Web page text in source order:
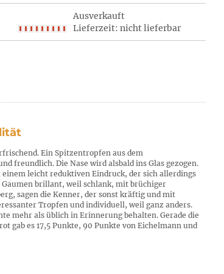
Ausverkauft
Lieferzeit: nicht lieferbar
Ein Spitzentropfen aus dem
freundlich. Die Nase wird alsbald ins Glas gezogen.
leicht reduktiven Eindruck, der sich allerdings
brillant, weil schlank, mit brüchiger
sagen die Kenner, der sonst kräftig und mit
Tropfen und individuell, weil ganz anders.
mehr als üblich in Erinnerung behalten. Gerade die
gab es 17,5 Punkte, 90 Punkte von Eichelmann und